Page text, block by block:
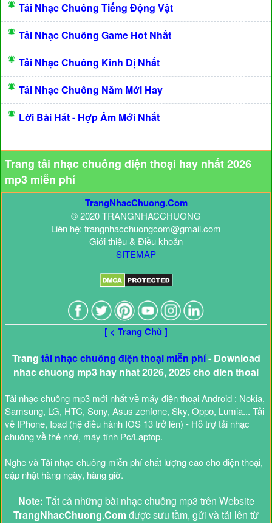
Tải Nhạc Chuông Tiếng Động Vật
Tải Nhạc Chuông Game Hot Nhất
Tải Nhạc Chuông Kinh Dị Nhất
Tải Nhạc Chuông Năm Mới Hay
Lời Bài Hát - Hợp Âm Mới Nhất
Trang tải nhạc chuông điện thoại hay nhất 2026
mp3 miễn phí
TrangNhacChuong.Com
© 2020 TRANGNHACCHUONG
Liên hệ: trangnhacchuongcom@gmail.com
Giới thiệu & Điều khoản
SITEMAP
[ < Trang Chủ ]
Trang tải nhạc chuông điện thoại miễn phí- Download
nhac chuong mp3 hay nhat 2026, 2025 cho dien thoai
Tải nhạc chuông mp3 mới nhất về máy điện thoại Android : Nokia,
Samsung, LG, HTC, Sony, Asus zenfone, Sky, Oppo, Lumia... Tải
về IPhone, Ipad (hệ điều hành IOS 13 trở lên) - Hỗ trợ tải nhạc
chuông về thẻ nhớ, máy tính Pc/Laptop.
Nghe và Tải nhạc chuông miễn phí chất lượng cao cho điện thoại,
cập nhật hàng ngày, hàng giờ.
Note: Tất cả những bài nhạc chuông mp3 trên Website
TrangNhacChuong.Comđược sưu tầm, gửi và tải lên từ